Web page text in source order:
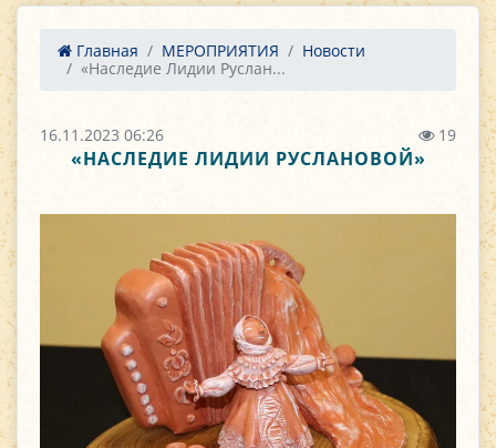
Главная МЕРОПРИЯТИЯ
Новости
«Наследие Лидии Руслан...
16.11.2023 06:26 19
«НАСЛЕДИЕ ЛИДИИ РУСЛАНОВОЙ»